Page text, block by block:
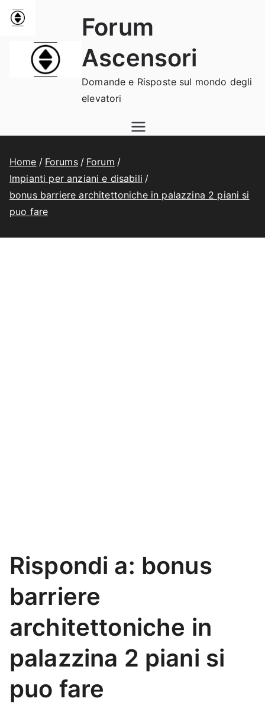
Vai
contenuto
Forum
Ascensori
Domande e Risposte sul mondo degli
elevatori
Home Forums
Forum
Impianti per anziani e disabili
bonus barriere architettoniche in palazzina 2 piani si
puo fare
Rispondi a: bonus
barriere
architettoniche in
palazzina 2 piani si
puo fare